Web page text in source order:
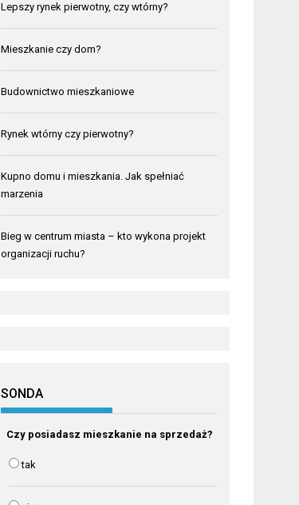
Lepszy rynek pierwotny, czy wtórny?
Mieszkanie czy dom?
Budownictwo mieszkaniowe
Rynek wtórny czy pierwotny?
Kupno domu i mieszkania. Jak spełniać
marzenia
Bieg w centrum miasta – kto wykona projekt
organizacji ruchu?
SONDA
Czy posiadasz mieszkanie na sprzedaż?
tak